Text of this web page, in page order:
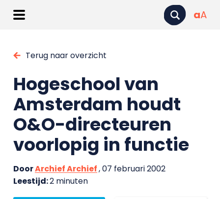
aA
Terug naar overzicht
Hogeschool van
Amsterdam houdt
O&O-directeuren
voorlopig in functie
DoorArchief Archief, 07 februari 2002
Leestijd:2 minuten